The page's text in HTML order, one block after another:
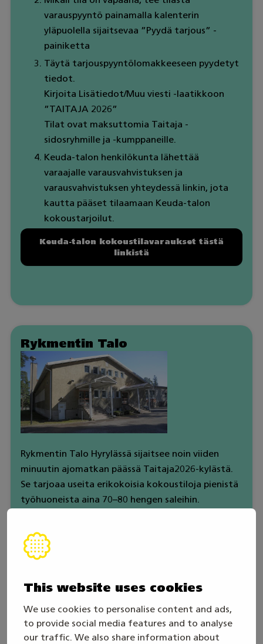
This website uses cookies
We use cookies to personalise content and ads,
to provide social media features and to analyse
our traffic. We also share information about
varauspyyntö painamalla kalenterin
yläpuolella sijaitsevaa ”Pyydä tarjous” -
painiketta
Täytä tarjouspyyntölomakkeeseen pyydetyt
tiedot.
Kirjoita Lisätiedot/Muu viesti -laatikkoon
”TAITAJA 2026”
Tilat ovat maksuttomia Taitaja -
sidosryhmille ja -kumppaneille.
Keuda-talon henkilökunta lähettää
varaajalle varausvahvistuksen ja
varausvahvistuksen yhteydessä linkin, jota
kautta pääset tilaamaan Keuda-talon
kokoustarjoilut.
Keuda-talon kokoustilavaraukset tästä
linkistä
Rykmentin Talo
Rykmentin Talo Hyrylässä sijaitsee noin viiden
minuutin ajomatkan päässä Taitaja2026-kylästä.
Se tarjoaa useita erikokoisia kokoustiloja pienistä
työhuoneista aina 70–80 hengen saleihin.
tilataan tarjoilut Rykmentin talon
ruokapalveluiden kautta
48.
Lisätietoja tiloista ja tarjoiluista tästä
linkistä